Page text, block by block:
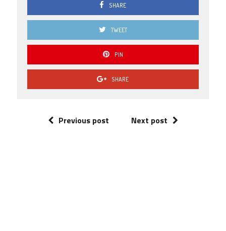
SHARE
TWEET
PIN
SHARE
Previous post Next post